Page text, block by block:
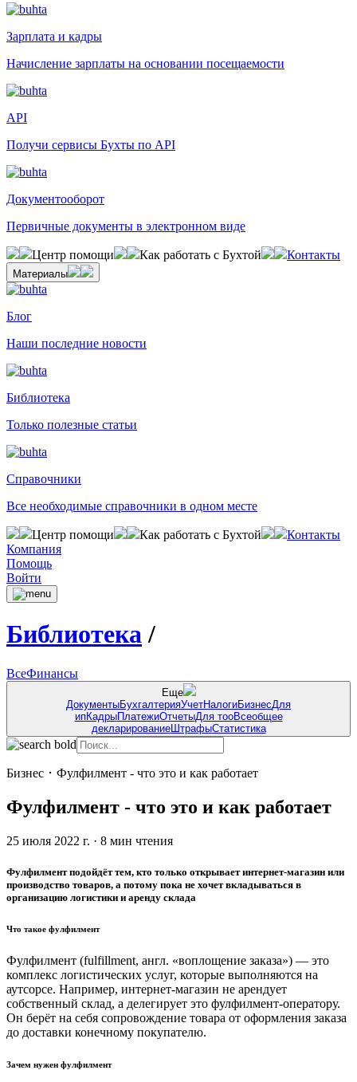
Зарплата и кадры
Начисление зарплаты на основании посещаемости
API
Получи сервисы Бухты по API
Документооборот
Первичные документы в электронном виде
Центр помощи Как работать с Бухтой Контакты
Материалы
Блог
Наши последние новости
Библиотека
Только полезные статьи
Справочники
Все необходимые справочники в одном месте
Центр помощи Как работать с Бухтой
Контакты
Компания
Помощь
Войти
Библиотека/
ВсеФинансы
Еще
ДокументыБухгалтерияУчетНалогиБизнесДля
ипКадрыПлатежиОтчетыДля тооВсеобщее
декларированиеШтрафыСтатистика
Бизнес ･ Фулфилмент - что это и как работает
Фулфилмент - что это и как работает
25 июля 2022 г. · 8 мин чтения
Фулфилмент подойдёт тем, кто только открывает интернет-магазин или
производство товаров, а потому пока не хочет вкладываться в
организацию логистики и аренду склада
Что такое фулфилмент
Фулфилмент (fulfillment, англ. «воплощение заказа») — это
комплекс логистических услуг, которые выполняются на
аутсорсе. Например, интернет-магазин не арендует
собственный склад, а делегирует это фулфилмент-оператору.
Он берёт на себя сопровождение товара от оформления заказа
до доставки конечному покупателю.
Зачем нужен фулфилмент